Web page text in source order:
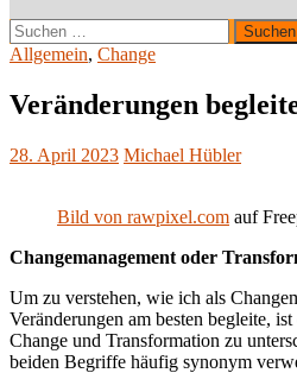
Suchen
nach:
Allgemein, Change
Veränderungen
28. April 2023 Michael Hübler
Bild von rawpixel.com auf
Changemanagement oder
Um zu verstehen, wie ich als
Veränderungen am besten begleite,
Change und Transformation zu
beiden Begriffe häufig synonym